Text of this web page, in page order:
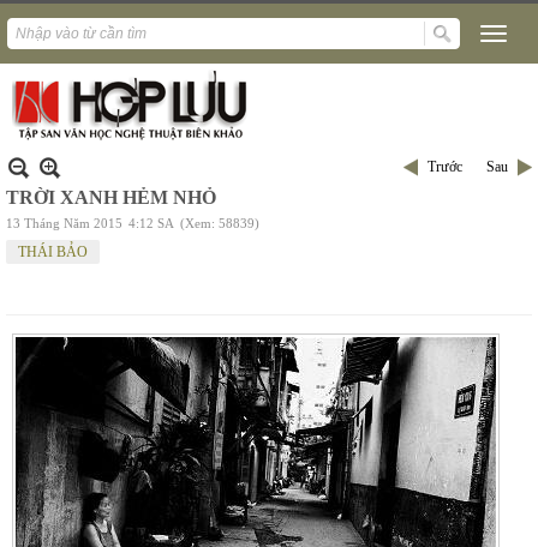
Trước Sau
TRỜI XANH HẺM NHỎ
13 Tháng Năm 2015 4:12 SA (Xem: 58839)
THÁI BẢO